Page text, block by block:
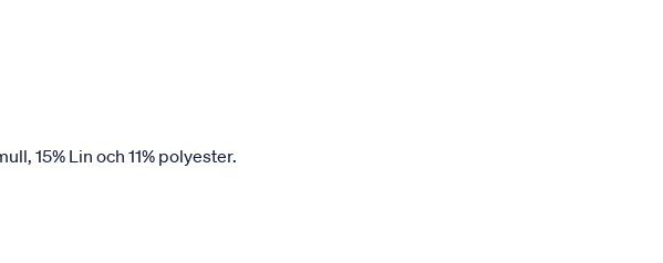
15% Lin och 11% polyester.